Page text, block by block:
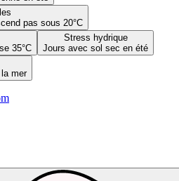
pas sous 20°C
35°C
Stress hydrique
Jours avec sol sec en été
mer